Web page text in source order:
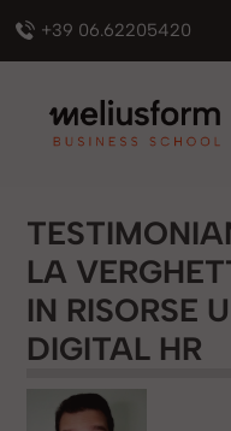
+39 06.62205420
LA
IN RISORSE
DIGITAL HR